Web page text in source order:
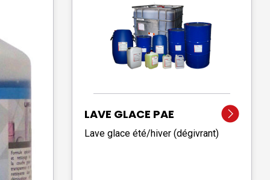
LAVE GLACE PAE
Lave glace été/hiver (dégivrant)